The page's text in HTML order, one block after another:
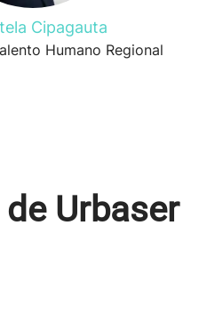
Cipagauta
Humano Regional
Urbaser